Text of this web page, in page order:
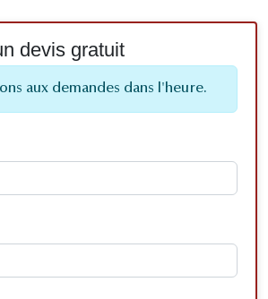
devis gratuit
aux demandes dans l'heure.